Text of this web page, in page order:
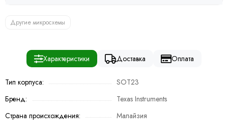
Другие микросхемы
Характеристики Доставка Оплата
Тип корпуса:
SOT23
Бренд:
Texas Instruments
Страна происхождения:
Малайзия